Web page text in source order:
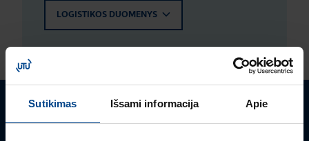
Sutikimas Išsami informacija Apie
LOGISTIKOS DUOMENYS